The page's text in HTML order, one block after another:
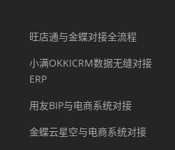
旺店通与金蝶对接全流程
小满OKKICRM数据无缝对接
ERP
用友BIP与电商系统对接
金蝶云星空与电商系统对接